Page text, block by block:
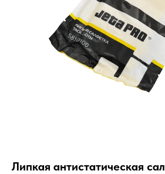
Липкая антистатическая